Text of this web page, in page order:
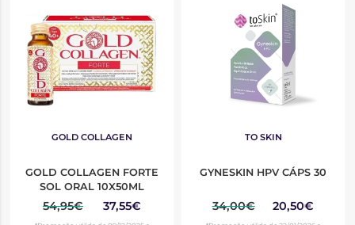
GOLD COLLAGEN
GOLD COLLAGEN FORTE
SOL ORAL 10X50ML
54,95€ 37,55€
TO SKIN
GYNESKIN HPV CÁPS 30
34,00€ 20,50€